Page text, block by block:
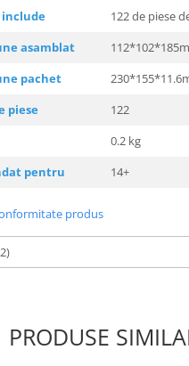
122 de piese
asamblat
pachet
piese
122
0.2 kg
pentru
14+
produs
PRODUSE